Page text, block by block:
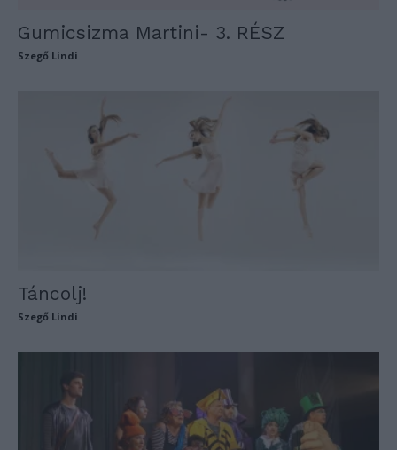
Gumicsizma Martini- 3. RÉSZ
Szegő Lindi
Táncolj!
Szegő Lindi